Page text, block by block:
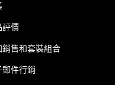
評價
銷售和套裝組合
郵件行銷